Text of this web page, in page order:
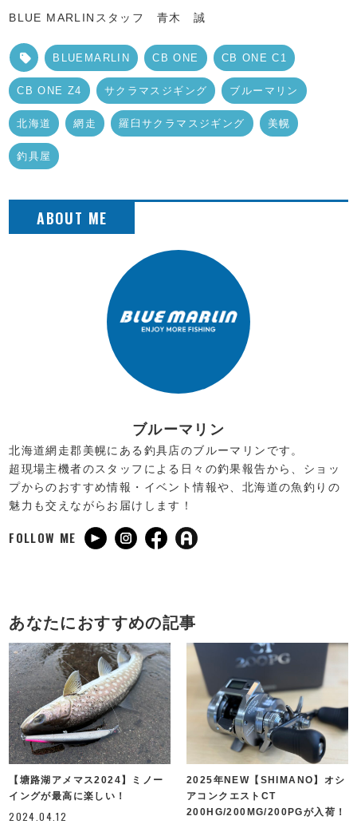
BLUE MARLINスタッフ 青木 誠
BLUEMARLIN CB ONE CB ONE C1
CB ONE Z4 サクラマスジギング ブルーマリン
北海道 網走 羅臼サクラマスジギング 美幌
釣具屋
ブルーマリン
北海道網走郡美幌にある釣具店のブルーマリンです。
超現場主機者のスタッフによる日々の釣果報告から、ショッ
プからのおすすめ情報・イベント情報や、北海道の魚釣りの
魅力も交えながらお届けします！
FOLLOW ME
あなたにおすすめの記事
【塘路湖アメマス2024】ミノー
イングが最高に楽しい！
2024.04.12
2025年NEW【SHIMANO】オシ
アコンクエストCT
200HG/200MG/200PGが入荷！